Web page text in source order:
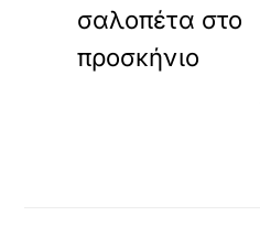
σαλοπέτα στο
προσκήνιο